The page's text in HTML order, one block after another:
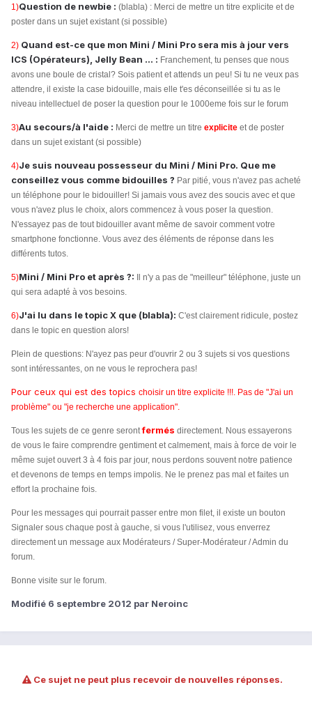
1)Question de newbie : (blabla) : Merci de mettre un titre explicite et de
poster dans un sujet existant (si possible)
2) Quand est-ce que mon Mini / Mini Pro sera mis à jour vers
ICS (Opérateurs), Jelly Bean ... : Franchement, tu penses que nous
avons une boule de cristal? Sois patient et attends un peu! Si tu ne veux pas
attendre, il existe la case bidouille, mais elle t'es déconseillée si tu as le
niveau intellectuel de poser la question pour le 1000eme fois sur le forum
3)Au secours/à l'aide : Merci de mettre un titre explicite et de poster
dans un sujet existant (si possible)
4)Je suis nouveau possesseur du Mini / Mini Pro. Que me
conseillez vous comme bidouilles ? Par pitié, vous n'avez pas acheté
un téléphone pour le bidouiller! Si jamais vous avez des soucis avec et que
vous n'avez plus le choix, alors commencez à vous poser la question.
N'essayez pas de tout bidouiller avant même de savoir comment votre
smartphone fonctionne. Vous avez des éléments de réponse dans les
différents tutos.
5)Mini / Mini Pro et après ?:
Il n'y a pas de "meilleur" téléphone, juste un
qui sera adapté à vos besoins.
6)J'ai lu dans le topic X que (blabla): C'est clairement ridicule, postez
dans le topic en question alors!
Plein de questions: N'ayez pas peur d'ouvrir 2 ou 3 sujets si vos questions
sont intéressantes, on ne vous le reprochera pas!
Pour ceux qui est des topics choisir un titre explicite !!!. Pas de "J'ai un
problème" ou "je recherche une application".
Tous les sujets de ce genre serontfermés directement. Nous essayerons
de vous le faire comprendre gentiment et calmement, mais à force de voir le
même sujet ouvert 3 à 4 fois par jour, nous perdons souvent notre patience
et devenons de temps en temps impolis. Ne le prenez pas mal et faites un
effort la prochaine fois.
Pour les messages qui pourrait passer entre mon filet, il existe un bouton
Signaler sous chaque post à gauche, si vous l'utilisez, vous enverrez
directement un message aux Modérateurs / Super-Modérateur / Admin du
forum.
Bonne visite sur le forum.
Modifié 6 septembre 2012 par Neroinc
Ce sujet ne peut plus recevoir de nouvelles réponses.